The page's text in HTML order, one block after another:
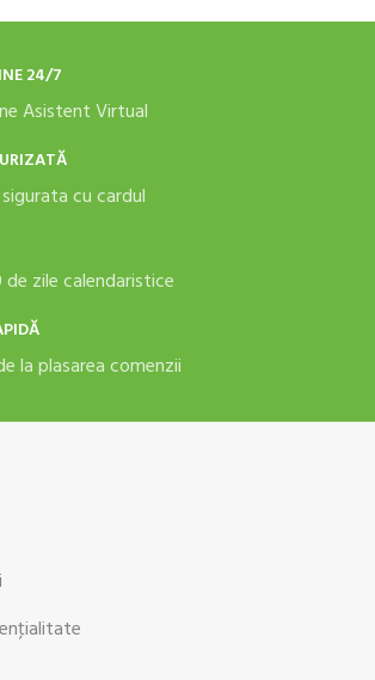
24/7
Asistent Virtual
cu cardul
de zile calendaristice
la plasarea comenzii